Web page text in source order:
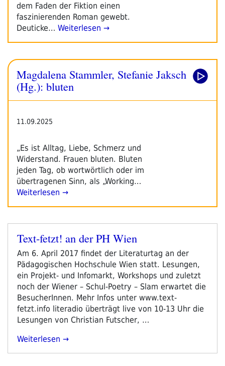
dem Faden der Fiktion einen
faszinierenden Roman gewebt.
Deuticke… Weiterlesen →
Magdalena Stammler, Stefanie Jaksch
(Hg.): bluten
11.09.2025
„Es ist Alltag, Liebe, Schmerz und
Widerstand. Frauen bluten. Bluten
jeden Tag, ob wortwörtlich oder im
übertragenen Sinn, als „Working…
Weiterlesen →
Veröffentlicht
Text-fetzt! an der PH Wien
Am 6. April 2017 findet der Literaturtag an der
Pädagogischen Hochschule Wien statt. Lesungen,
ein Projekt- und Infomarkt, Workshops und zuletzt
noch der Wiener – Schul-Poetry – Slam erwartet die
BesucherInnen. Mehr Infos unter www.text-
fetzt.info literadio überträgt live von 10-13 Uhr die
Lesungen von Christian Futscher, …
„Text-
Weiterlesen